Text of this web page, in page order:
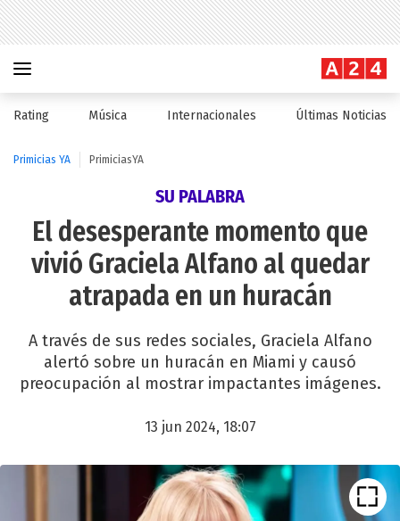
Rating Música Internacionales Últimas Noticias
Primicias YA PrimiciasYA
SU PALABRA
El desesperante momento que
vivió Graciela Alfano al quedar
atrapada en un huracán
A través de sus redes sociales, Graciela Alfano
alertó sobre un huracán en Miami y causó
preocupación al mostrar impactantes imágenes.
13 jun 2024, 18:07